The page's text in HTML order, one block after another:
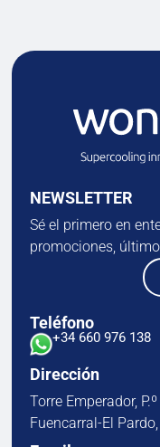
Teléfono
+34 660 976 138
Dirección
Torre Emperador,
Fuencarral-El
NEWSLETTER
Sé el primero en
promociones,